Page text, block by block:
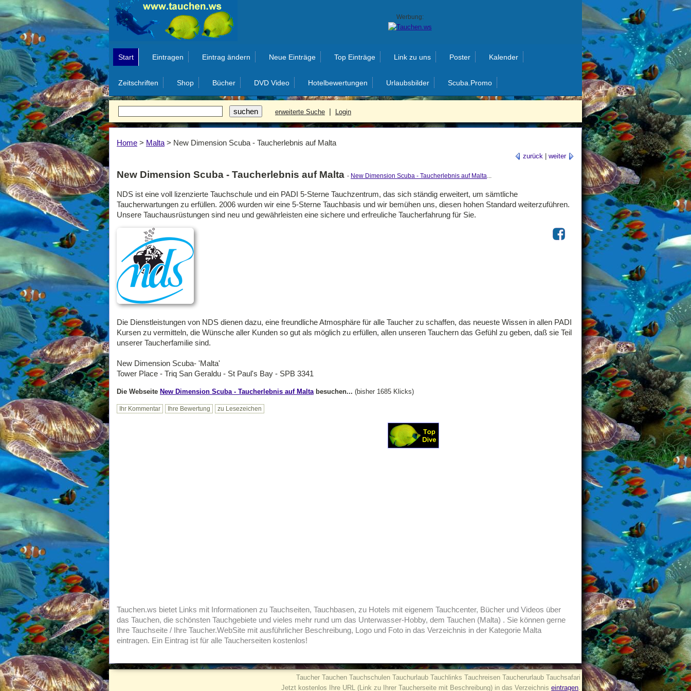
Werbung:
Start Eintragen Eintrag ändern Neue Einträge Top Einträge Link zu uns Poster Kalender
Zeitschriften Shop Bücher DVD Video Hotelbewertungen Urlaubsbilder Scuba.Promo
erweiterte Suche | Login
Home > Malta > New Dimension Scuba - Taucherlebnis auf Malta
zurück | weiter
New Dimension Scuba - Taucherlebnis auf Malta - New Dimension Scuba - Taucherlebnis auf Malta...
NDS ist eine voll lizenzierte Tauchschule und ein PADI 5-Sterne Tauchzentrum, das sich ständig erweitert, um sämtliche
Taucherwartungen zu erfüllen. 2006 wurden wir eine 5-Sterne Tauchbasis und wir bemühen uns, diesen hohen Standard weiterzuführen.
Unsere Tauchausrüstungen sind neu und gewährleisten eine sichere und erfreuliche Taucherfahrung für Sie.
Die Dienstleistungen von NDS dienen dazu, eine freundliche Atmosphäre für alle Taucher zu schaffen, das neueste Wissen in allen PADI
Kursen zu vermitteln, die Wünsche aller Kunden so gut als möglich zu erfüllen, allen unseren Tauchern das Gefühl zu geben, daß sie Teil
unserer Taucherfamilie sind.
New Dimension Scuba- 'Malta'
Tower Place - Triq San Geraldu - St Paul's Bay - SPB 3341
Die Webseite New Dimension Scuba - Taucherlebnis auf Malta besuchen... (bisher 1685 Klicks)
Ihr Kommentar Ihre Bewertung zu Lesezeichen
Tauchen.ws bietet Links mit Informationen zu Tauchseiten, Tauchbasen, zu Hotels mit eigenem Tauchcenter, Bücher und Videos über
das Tauchen, die schönsten Tauchgebiete und vieles mehr rund um das Unterwasser-Hobby, dem Tauchen (Malta) . Sie können gerne
Ihre Tauchseite / Ihre Taucher.WebSite mit ausführlicher Beschreibung, Logo und Foto in das Verzeichnis in der Kategorie Malta
eintragen. Ein Eintrag ist für alle Taucherseiten kostenlos!
Taucher Tauchen Tauchschulen Tauchurlaub Tauchlinks Tauchreisen Taucherurlaub Tauchsafari
Jetzt kostenlos Ihre URL (Link zu Ihrer Taucherseite mit Beschreibung) in das Verzeichnis eintragen